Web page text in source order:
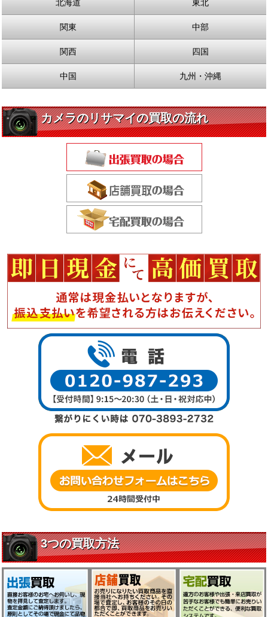
北海道 東北
関東 中部
関西 四国
中国 九州・沖縄